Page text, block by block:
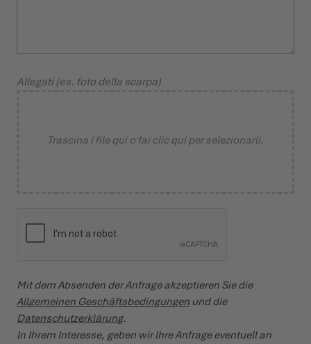
Allegati (es. foto della scarpa)
Trascina i file qui o fai clic qui per selezionarli.
Mit dem Absenden der Anfrage akzeptieren Sie die
Allgemeinen Geschäftsbedingungen und die
Datenschutzerklärung.
In Ihrem Interesse, geben wir Ihre Anfrage eventuell an